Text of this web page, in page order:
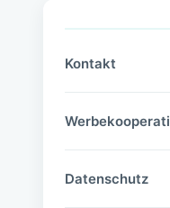
Kontakt
Datenschutz